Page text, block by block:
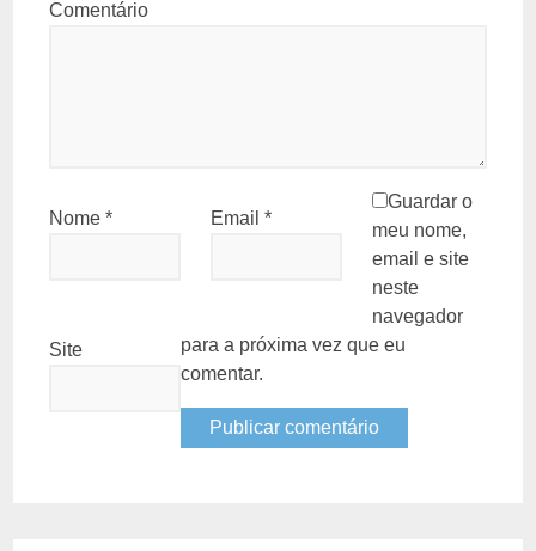
Comentário
Nome* Email *
Site
Guardar o
meu nome,
email e site
neste
navegador
para a próxima vez que eu
comentar.